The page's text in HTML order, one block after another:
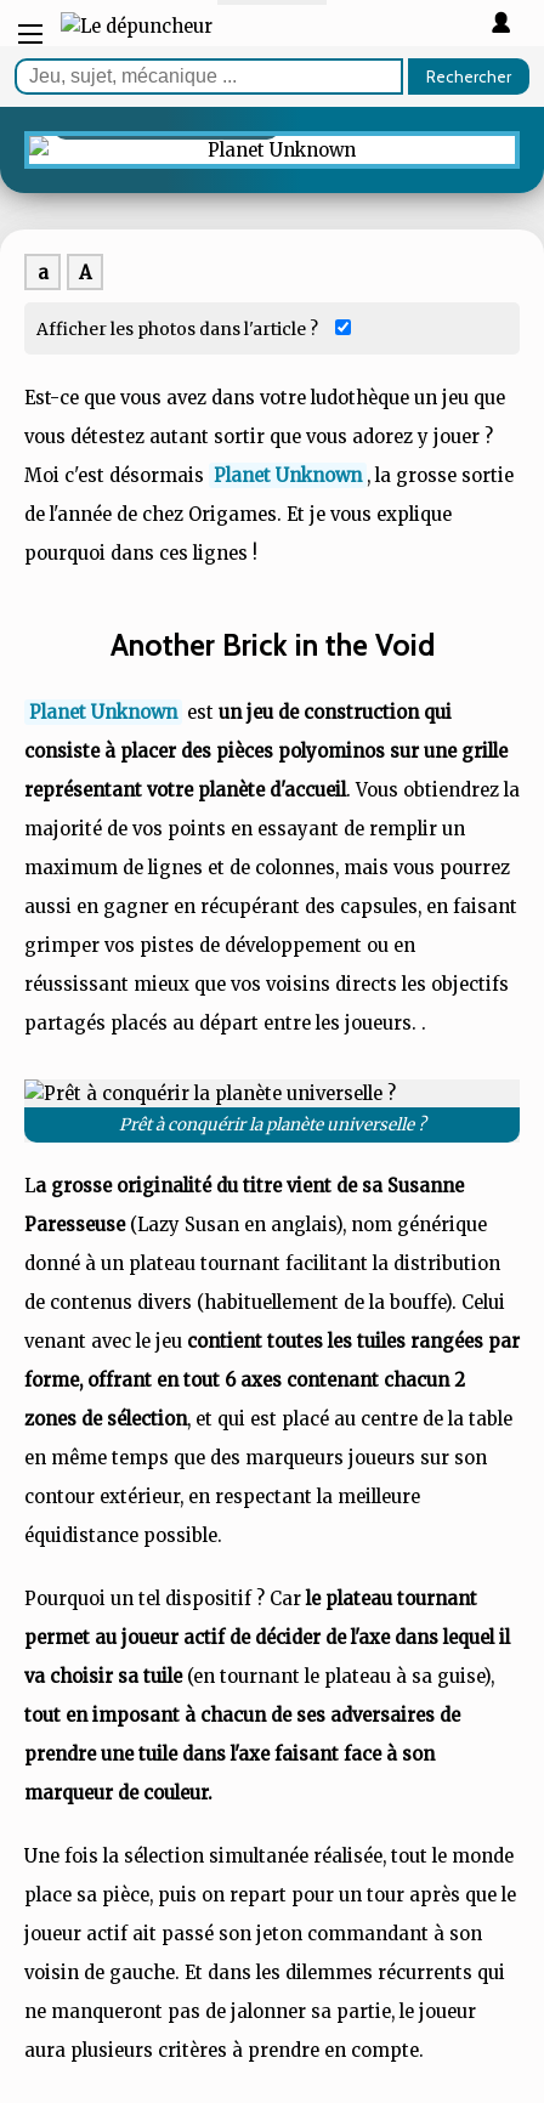
Rechercher
Planet Unknown
a A
Afficher les photos dans l'article ?
Est-ce que vous avez dans votre ludothèque un jeu que
vous détestez autant sortir que vous adorez y jouer ?
Moi c'est désormais Planet Unknown , la grosse sortie
de l'année de chez Origames. Et je vous explique
pourquoi dans ces lignes !
Another Brick in the Void
Planet Unknown est un jeu de construction qui
consiste à placer des pièces polyominos sur une grille
représentant votre planète d'accueil. Vous obtiendrez la
majorité de vos points en essayant de remplir un
maximum de lignes et de colonnes, mais vous pourrez
aussi en gagner en récupérant des capsules, en faisant
grimper vos pistes de développement ou en
réussissant mieux que vos voisins directs les objectifs
partagés placés au départ entre les joueurs. .
Prêt à conquérir la planète universelle ?
La grosse originalité du titre vient de sa Susanne
Paresseuse(Lazy Susan en anglais), nom générique
donné à un plateau tournant facilitant la distribution
de contenus divers (habituellement de la bouffe). Celui
venant avec le jeu contient toutes les tuiles rangées par
forme, offrant en tout 6 axes contenant chacun 2
zones de sélection, et qui est placé au centre de la table
en même temps que des marqueurs joueurs sur son
contour extérieur, en respectant la meilleure
équidistance possible.
Pourquoi un tel dispositif ? Carle plateau tournant
permet au joueur actif de décider de l'axe dans lequel il
va choisir sa tuile(en tournant le plateau à sa guise),
tout en imposant à chacun de ses adversaires de
prendre une tuile dans l'axe faisant face à son
marqueur de couleur.
Une fois la sélection simultanée réalisée, tout le monde
place sa pièce, puis on repart pour un tour après que le
joueur actif ait passé son jeton commandant à son
voisin de gauche. Et dans les dilemmes récurrents qui
ne manqueront pas de jalonner sa partie, le joueur
aura plusieurs critères à prendre en compte.